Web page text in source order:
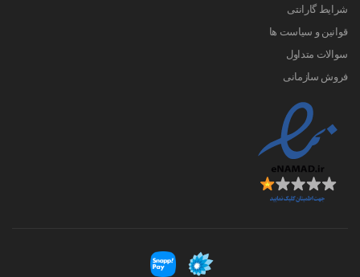
شرایط گارانتی
قوانین و سیاست ها
سوالات متداول
فروش سازمانی